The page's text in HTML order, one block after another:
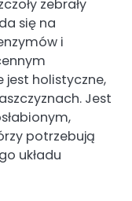
zebrały
się na
i
jest holistyczne,
Jest
potrzebują
układu